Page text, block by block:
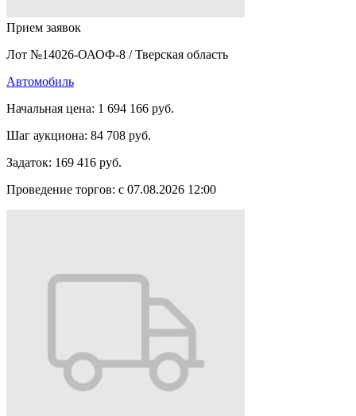
Прием заявок
Лот №14026-ОАОФ-8 / Тверская область
Автомобиль
Начальная цена: 1 694 166 руб.
Шаг аукциона: 84 708 руб.
Задаток: 169 416 руб.
Проведение торгов: с 07.08.2026 12:00